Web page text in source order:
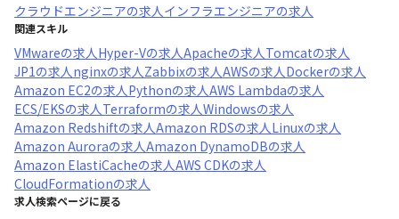
クラウドエンジニアの求人 インフラエンジニアの求人
関連スキル
VMwareの求人 Hyper-Vの求人Apacheの求人 Tomcatの求人
JP1の求人 nginxの求人 Zabbixの求人AWSの求人 Dockerの求人
Amazon EC2の求人 Pythonの求人AWS Lambdaの求人
ECS/EKSの求人 Terraformの求人Windowsの求人
Amazon Redshiftの求人Amazon RDSの求人 Linuxの求人
Amazon Auroraの求人Amazon DynamoDBの求人
Amazon ElastiCacheの求人AWS CDKの求人
CloudFormationの求人
求人検索ページに戻る